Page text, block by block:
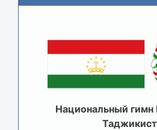
Национальный гимн